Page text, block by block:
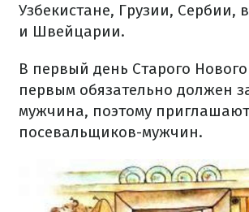
Узбекистане, Грузии, Сербии,
и Швейцарии.
В первый день Старого
первым обязательно должен
мужчина, поэтому приглашают
посевальщиков-мужчин.